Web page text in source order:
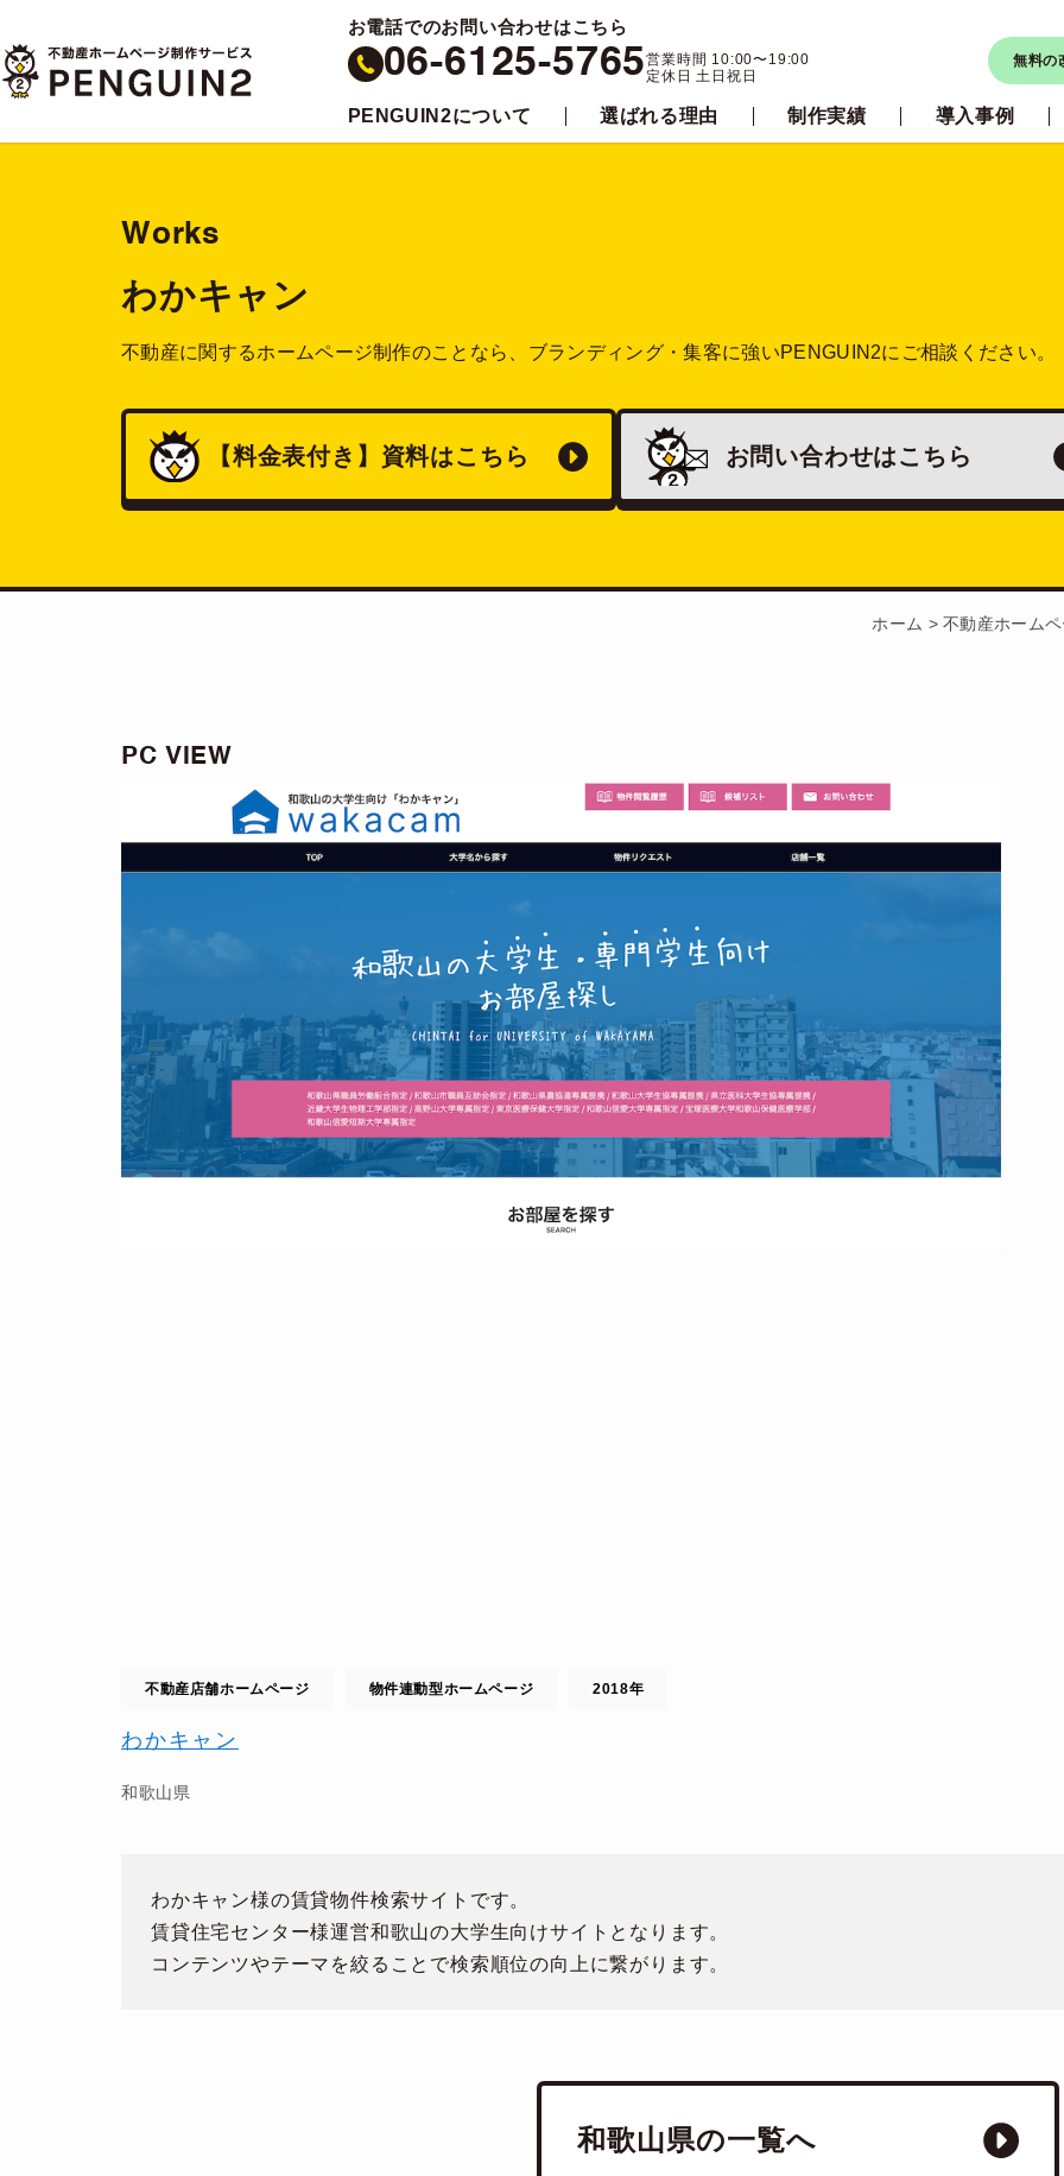
お電話でのお問い合わせはこちら
06-6125-5765営業時間 10:00〜19:00
定休日 土日祝日
無料の
PENGUIN2について 選ばれる理由 制作実績 導入事例
Works
わかキャン
不動産に関するホームページ制作のことなら、 ブランディング・集客に強いPENGUIN2にご相談ください。
【料金表付き】 資料はこちら お問い合わせはこちら
ホーム >不動産ホーム
PC VIEW
不動産店舗ホームページ 物件連動型ホームページ 2018年
わかキャン
和歌山県
わかキャン様の賃貸物件検索サイトです。
賃貸住宅センター様運営和歌山の大学生向けサイトとなります。
コンテンツやテーマを絞ることで検索順位の向上に繋がります。
和歌山県の一覧へ